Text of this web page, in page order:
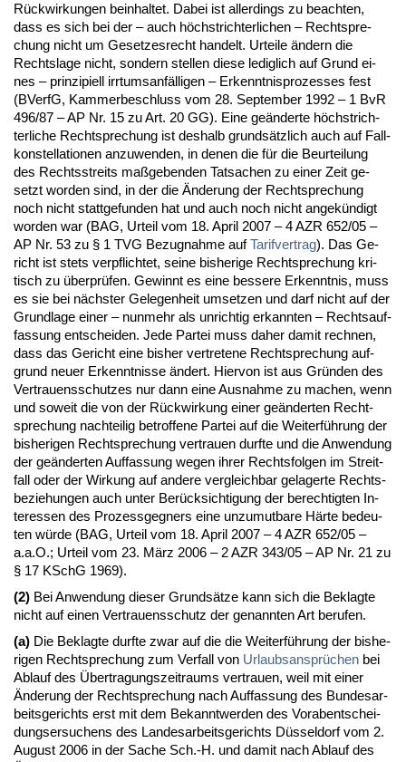
Rück­wir­kun­gen be­inhal­tet. Da­bei ist al­ler­dings zu be­ach­ten,
dass es sich bei der – auch höchst­rich­ter­li­chen – Recht­spre­
chung nicht um Ge­set­zes­recht han­delt. Ur­tei­le ändern die
Rechts­la­ge nicht, son­dern stel­len die­se le­dig­lich auf Grund ei­
nes – prin­zi­pi­ell irr­tums­anfälli­gen – Er­kennt­nis­pro­zes­ses fest
(BVerfG, Kam­mer­be­schluss vom 28. Sep­tem­ber 1992 – 1 BvR
496/87 – AP Nr. 15 zu Art. 20 GG). Ei­ne geänder­te höchst­rich­
ter­li­che Recht­spre­chung ist des­halb grundsätz­lich auch auf Fall­
kon­stel­la­tio­nen an­zu­wen­den, in de­nen die für die Be­ur­tei­lung
des Rechts­streits maßge­ben­den Tat­sa­chen zu ei­ner Zeit ge­
setzt wor­den sind, in der die Ände­rung der Recht­spre­chung
noch nicht statt­ge­fun­den hat und auch noch nicht an­gekündigt
wor­den war (BAG, Ur­teil vom 18. April 2007 – 4 AZR 652/05 –
AP Nr. 53 zu § 1 TVG Be­zug­nah­me aufTa­rif­ver­trag). Das Ge­
richt ist stets ver­pflich­tet, sei­ne bis­he­ri­ge Recht­spre­chung kri­
tisch zu über­prüfen. Ge­winnt es ei­ne bes­se­re Er­kennt­nis, muss
es sie bei nächs­ter Ge­le­gen­heit um­set­zen und darf nicht auf der
Grund­la­ge ei­ner – nun­mehr als un­rich­tig er­kann­ten – Rechts­auf­
fas­sung ent­schei­den. Je­de Par­tei muss da­her da­mit rech­nen,
dass das Ge­richt ei­ne bis­her ver­tre­te­ne Recht­spre­chung auf­
grund neu­er Er­kennt­nis­se ändert. Hier­von ist aus Gründen des
Ver­trau­ens­schut­zes nur dann ei­ne Aus­nah­me zu ma­chen, wenn
und so­weit die von der Rück­wir­kung ei­ner geänder­ten Recht­
spre­chung nach­tei­lig be­trof­fe­ne Par­tei auf die Wei­terführung der
bis­he­ri­gen Recht­spre­chung ver­trau­en durf­te und die An­wen­dung
der geänder­ten Auf­fas­sung we­gen ih­rer Rechts­fol­gen im Streit­
fall oder der Wir­kung auf an­de­re ver­gleich­bar ge­la­ger­te Rechts­
be­zie­hun­gen auch un­ter Berück­sich­ti­gung der be­rech­tig­ten In­
ter­es­sen des Pro­zess­geg­ners ei­ne un­zu­mut­ba­re Härte be­deu­
ten würde (BAG, Ur­teil vom 18. April 2007 – 4 AZR 652/05 –
a.a.O.; Ur­teil vom 23. März 2006 – 2 AZR 343/05 – AP Nr. 21 zu
§ 17 KSchG 1969).
(2) Bei An­wen­dung die­ser Grundsätze kann sich die Be­klag­te
nicht auf ei­nen Ver­trau­ens­schutz der ge­nann­ten Art be­ru­fen.
(a) Die Be­klag­te durf­te zwar auf die die Wei­terführung der bis­he­
ri­gen Recht­spre­chung zum Ver­fall von Ur­laubs­ansprüchen bei
Ab­lauf des Über­tra­gungs­zeit­raums ver­trau­en, weil mit ei­ner
Ände­rung der Recht­spre­chung nach Auf­fas­sung des Bun­des­ar­
beits­ge­richts erst mit dem Be­kannt­wer­den des Vor­ab­ent­schei­
dungs­er­su­chens des Lan­des­ar­beits­ge­richts Düssel­dorf vom 2.
Au­gust 2006 in der Sa­che Sch.-H. und da­mit nach Ab­lauf des